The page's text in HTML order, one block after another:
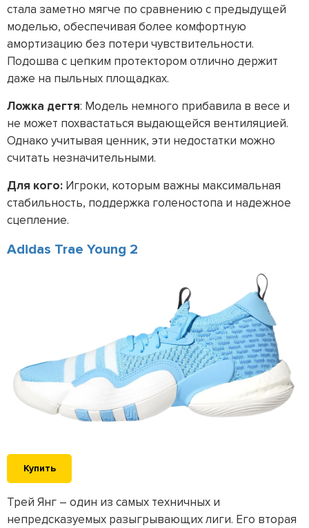
стала заметно мягче по сравнению с предыдущей
моделью, обеспечивая более комфортную
амортизацию без потери чувствительности.
Подошва с цепким протектором отлично держит
даже на пыльных площадках.
Ложка дегтя: Модель немного прибавила в весе и
не может похвастаться выдающейся вентиляцией.
Однако учитывая ценник, эти недостатки можно
считать незначительными.
Для кого: Игроки, которым важны максимальная
стабильность, поддержка голеностопа и надежное
сцепление.
Adidas Trae Young 2
Купить
Трей Янг – один из самых техничных и
непредсказуемых разыгрывающих лиги. Его вторая